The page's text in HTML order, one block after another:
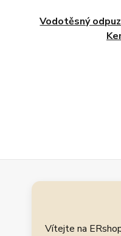
Vodotěsný
Vítejte na